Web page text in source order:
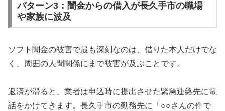
パターン3：闇金からの借入が長久手市の職場
や家族に波及
ソフト闇金の被害で最も深刻なのは、借りた本人だけでな
く、周囲の人間関係にまで被害が及ぶことです。
返済が滞ると、業者は申込時に提出させた緊急連絡先に電
話をかけてきます。長久手市の勤務先に「○○さんの件で